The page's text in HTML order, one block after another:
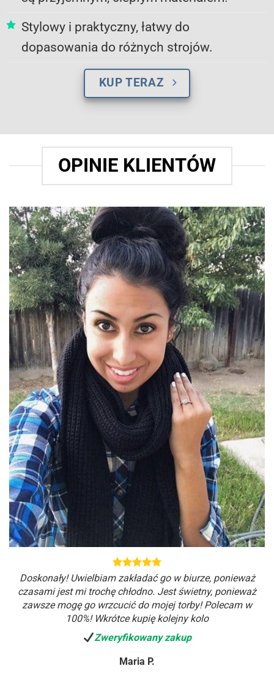
Stylowy i praktyczny, łatwy do
dopasowania do różnych strojów.
KUP TERAZ
OPINIE KLIENTÓW
Doskonały! Uwielbiam zakładać go w biurze, ponieważ
czasami jest mi trochę chłodno. Jest świetny, ponieważ
zawsze mogę go wrzcucić do mojej torby! Polecam w
100%! Wkrótce kupię kolejny kolo
Zweryfikowany zakup
Maria P.